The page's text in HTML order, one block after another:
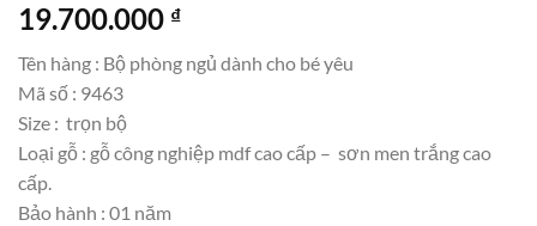
19.700.000 ₫
Tên hàng : Bộ phòng ngủ dành cho bé yêu
Mã số : 9463
Size : trọn bộ
Loại gỗ : gỗ công nghiệp mdf cao cấp – sơn men trắng cao
cấp.
Bảo hành : 01 năm